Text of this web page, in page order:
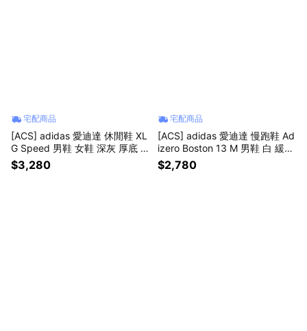
宅配商品
[ACS] adidas 愛迪達 休閒鞋 XL
G Speed 男鞋 女鞋 深灰 厚底 K
J6500
$3,280
宅配商品
[ACS] adidas 愛迪達 慢跑鞋 Ad
izero Boston 13 M 男鞋 白 緩震
運動鞋 JQ1668
$2,780